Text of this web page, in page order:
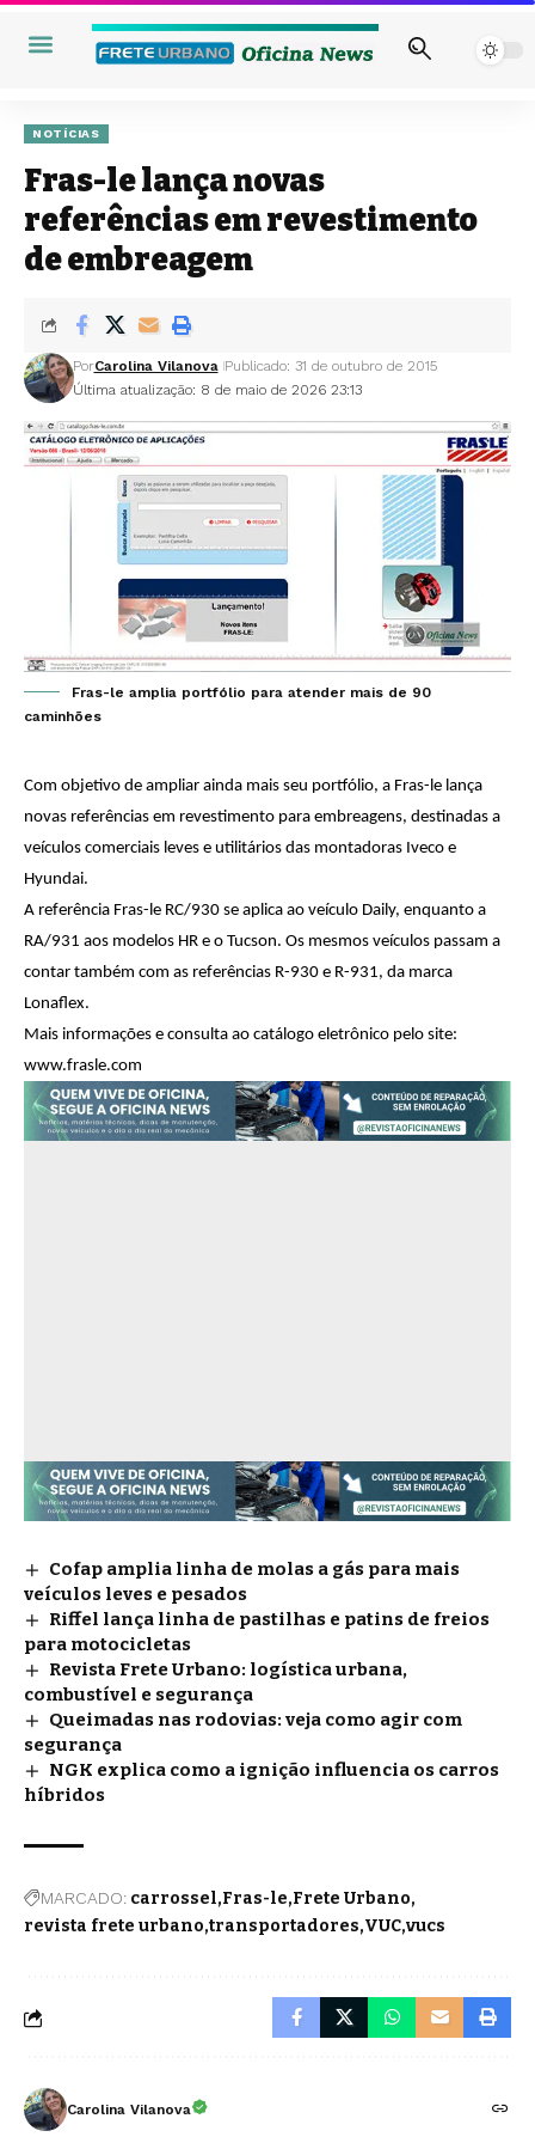
NOTÍCIAS
Fras-le lança novas
referências em revestimento
de embreagem
Última atualização: 8 de maio de 2026 23:13
PorCarolina Vilanova Publicado: 31 de outubro de 2015
Fras-le amplia portfólio para atender mais de 90
caminhões
Com objetivo de ampliar ainda mais seu portfólio, a Fras-le lança
novas referências em revestimento para embreagens, destinadas a
veículos comerciais leves e utilitários das montadoras Iveco e
Hyundai.
A referência Fras-le RC/930 se aplica ao veículo Daily, enquanto a
RA/931 aos modelos HR e o Tucson. Os mesmos veículos passam a
contar também com as referências R-930 e R-931, da marca
Lonaflex.
Mais informações e consulta ao catálogo eletrônico pelo site:
www.frasle.com
Cofap amplia linha de molas a gás para mais
veículos leves e pesados
Riffel lança linha de pastilhas e patins de freios
para motocicletas
Revista Frete Urbano: logística urbana,
combustível e segurança
Queimadas nas rodovias: veja como agir com
segurança
NGK explica como a ignição influencia os carros
híbridos
MARCADO: carrossel Fras-le Frete Urbano
revista frete urbano transportadores VUC vucs
Carolina Vilanova